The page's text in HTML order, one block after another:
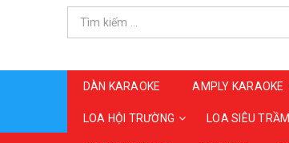
DÀN KARAOKE AMPLY KARAOKE
LOA HỘI TRƯỜNG LOA SIÊU TRẦM